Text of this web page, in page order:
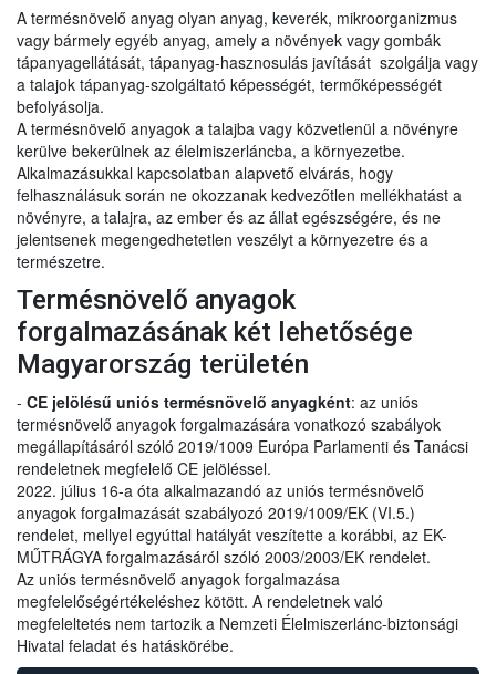
A termésnövelő anyag olyan anyag, keverék, mikroorganizmus
vagy bármely egyéb anyag, amely a növények vagy gombák
tápanyagellátását, tápanyag-hasznosulás javítását szolgálja vagy
a talajok tápanyag-szolgáltató képességét, termőképességét
befolyásolja.
A termésnövelő anyagok a talajba vagy közvetlenül a növényre
kerülve bekerülnek az élelmiszerláncba, a környezetbe.
Alkalmazásukkal kapcsolatban alapvető elvárás, hogy
felhasználásuk során ne okozzanak kedvezőtlen mellékhatást a
növényre, a talajra, az ember és az állat egészségére, és ne
jelentsenek megengedhetetlen veszélyt a környezetre és a
természetre.
Termésnövelő anyagok
forgalmazásának két lehetősége
Magyarország területén
- CE jelölésű uniós termésnövelő anyagként: az uniós
termésnövelő anyagok forgalmazására vonatkozó szabályok
megállapításáról szóló 2019/1009 Európa Parlamenti és Tanácsi
rendeletnek megfelelő CE jelöléssel.
2022. július 16-a óta alkalmazandó az uniós termésnövelő
anyagok forgalmazását szabályozó 2019/1009/EK (VI.5.)
rendelet, mellyel egyúttal hatályát veszítette a korábbi, az EK-
MŰTRÁGYA forgalmazásáról szóló 2003/2003/EK rendelet.
Az uniós termésnövelő anyagok forgalmazása
megfelelőségértékeléshez kötött. A rendeletnek való
megfeleltetés nem tartozik a Nemzeti Élelmiszerlánc-biztonsági
Hivatal feladat és hatáskörébe.